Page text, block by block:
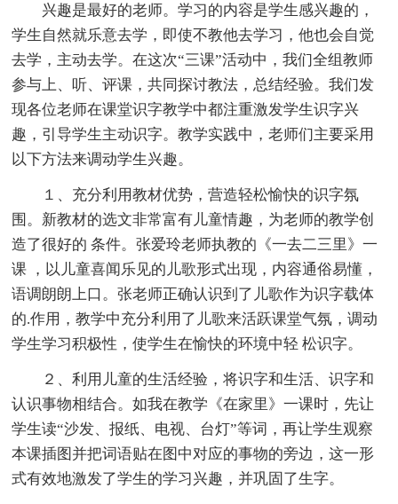
兴趣是最好的老师。学习的内容是学生感兴趣的，
学生自然就乐意去学，即使不教他去学习，他也会自觉
去学，主动去学。在这次“三课”活动中，我们全组教师
参与上、听、评课，共同探讨教法，总结经验。我们发
现各位老师在课堂识字教学中都注重激发学生识字兴
趣，引导学生主动识字。教学实践中，老师们主要采用
以下方法来调动学生兴趣。
１、充分利用教材优势，营造轻松愉快的识字氛
围。新教材的选文非常富有儿童情趣，为老师的教学创
造了很好的 条件。张爱玲老师执教的《一去二三里》一
课 ，以儿童喜闻乐见的儿歌形式出现，内容通俗易懂，
语调朗朗上口。张老师正确认识到了儿歌作为识字载体
的.作用，教学中充分利用了儿歌来活跃课堂气氛，调动
学生学习积极性，使学生在愉快的环境中轻 松识字。
２、利用儿童的生活经验，将识字和生活、识字和
认识事物相结合。如我在教学《在家里》一课时，先让
学生读“沙发、报纸、电视、台灯”等词，再让学生观察
本课插图并把词语贴在图中对应的事物的旁边，这一形
式有效地激发了学生的学习兴趣，并巩固了生字。